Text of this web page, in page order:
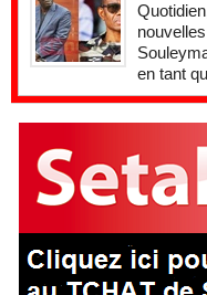
en tant